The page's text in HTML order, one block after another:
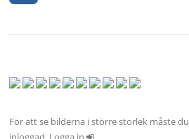
För att se bilderna i större storlek måste